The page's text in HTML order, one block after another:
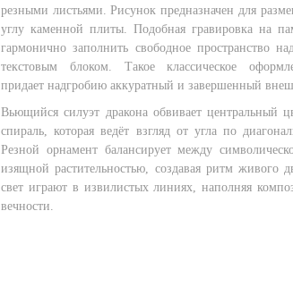
резными листьями. Рисунок предназначен для
углу каменной плиты. Подобная гравировка на
гармонично заполнить свободное пространство
текстовым блоком. Такое классическое
придает надгробию аккуратный и завершенный
Вьющийся силуэт дракона обвивает центральный
спираль, которая ведёт взгляд от угла по
Резной орнамент балансирует между
изящной растительностью, создавая ритм живого
свет играют в извилистых линиях, наполняя
вечности.